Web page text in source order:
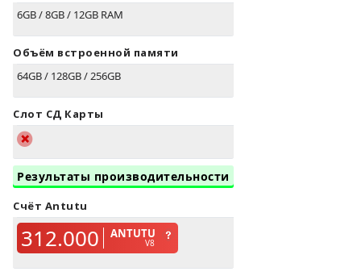
6GB / 8GB / 12GB RAM
Объём встроенной памяти
64GB / 128GB / 256GB
Слот СД Карты
Результаты производительности
Счёт Antutu
312.000 ANTUTU
V8